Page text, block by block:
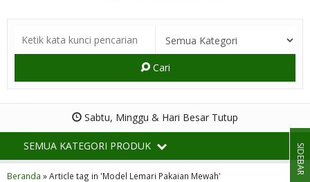
Cari
Sabtu, Minggu & Hari Besar Tutup
SEMUA KATEGORI PRODUK
Beranda »Article tag in 'Model Lemari Pakaian Mewah'
SIDEBAR